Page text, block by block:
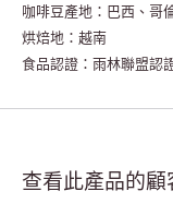
咖啡豆產地：巴西、哥
烘焙地： 越南
食品認證：雨林聯盟認
查看此產品的